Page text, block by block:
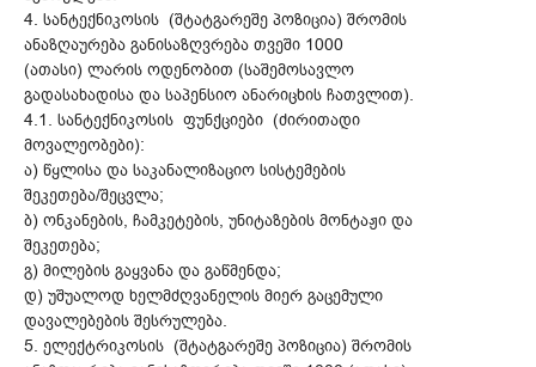
4. სანტექნიკოსის (შტატგარეშე პოზიცია) შრომის
ანაზღაურება განისაზღვრება თვეში 1000
(ათასი) ლარის ოდენობით (საშემოსავლო
გადასახადისა და საპენსიო ანარიცხის ჩათვლით).
4.1. სანტექნიკოსის ფუნქციები (ძირითადი
მოვალეობები):
ა) წყლისა და საკანალიზაციო სისტემების
შეკეთება/შეცვლა;
ბ) ონკანების, ჩამკეტების, უნიტაზების მონტაჟი და
შეკეთება;
გ) მილების გაყვანა და გაწმენდა;
დ) უშუალოდ ხელმძღვანელის მიერ გაცემული
დავალებების შესრულება.
5. ელექტრიკოსის (შტატგარეშე პოზიცია) შრომის